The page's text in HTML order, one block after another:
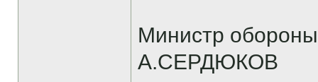
Министр
А.СЕРДЮКОВ